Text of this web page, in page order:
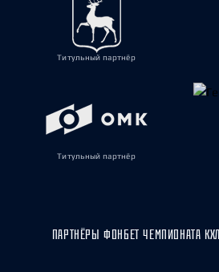
Титульный партнёр
Титульный партнёр
ПАРТНЁРЫ ФОНБЕТ ЧЕМПИОНАТА